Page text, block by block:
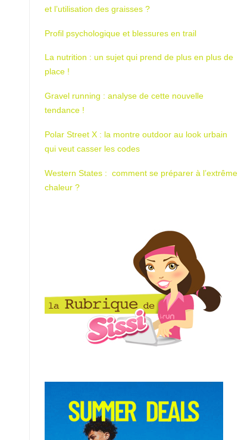
et l’utilisation des graisses ?
Profil psychologique et blessures en trail
La nutrition : un sujet qui prend de plus en plus de
place !
Gravel running : analyse de cette nouvelle
tendance !
Polar Street X : la montre outdoor au look urbain
qui veut casser les codes
Western States : comment se préparer à l’extrême
chaleur ?